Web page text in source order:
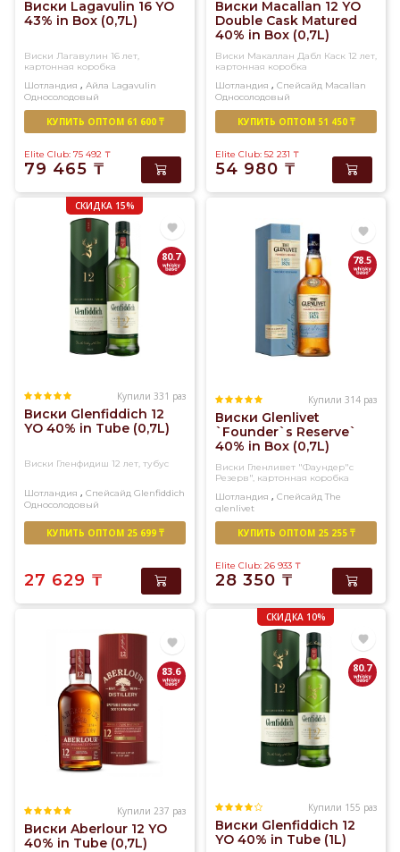
Виски Lagavulin 16 YO
43% in Box (0,7L)
Виски Лагавулин 16 лет,
картонная коробка
Шотландия , Айла Lagavulin
Односолодовый
КУПИТЬ ОПТОМ 61 600 ₸
Elite Club: 75 492 ₸
79 465 ₸
Виски Macallan 12 YO
Double Cask Matured
40% in Box (0,7L)
Виски Макаллан Дабл Каск 12 лет,
картонная коробка
Шотландия , Спейсайд Macallan
Односолодовый
КУПИТЬ ОПТОМ 51 450 ₸
Elite Club: 52 231 ₸
54 980 ₸
СКИДКА 15%
80.7
Купили 331 раз
Виски Glenfiddich 12
YO 40% in Tube (0,7L)
Виски Гленфидиш 12 лет, тубус
Шотландия , Спейсайд Glenfiddich
Односолодовый
КУПИТЬ ОПТОМ 25 699 ₸
27 629 ₸
78.5
Купили 314 раз
Виски Glenlivet
`Founder`s Reserve`
40% in Box (0,7L)
Виски Гленливет "Фаундер"с
Резерв", картонная коробка
Шотландия , Спейсайд The
glenlivet
Односолодовый
КУПИТЬ ОПТОМ 25 255 ₸
Elite Club: 26 933 ₸
28 350 ₸
83.6
Купили 237 раз
Виски Aberlour 12 YO
40% in Tube (0,7L)
СКИДКА 10%
80.7
Купили 155 раз
Виски Glenfiddich 12
YO 40% in Tube (1L)